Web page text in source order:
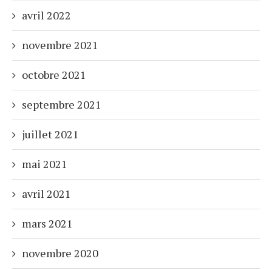
avril 2022
novembre 2021
octobre 2021
septembre 2021
juillet 2021
mai 2021
avril 2021
mars 2021
novembre 2020